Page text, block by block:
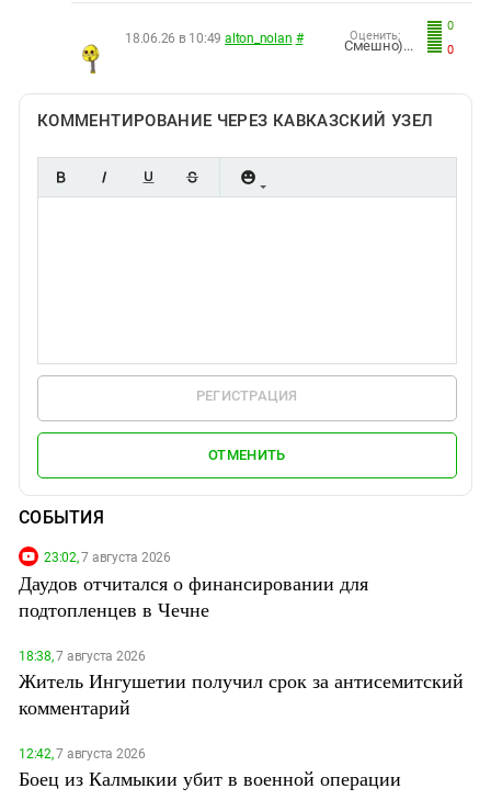
0
0
Оценить:
18.06.26 в 10:49 alton_nolan # Смешно)...
КОММЕНТИРОВАНИЕ ЧЕРЕЗ КАВКАЗСКИЙ УЗЕЛ
РЕГИСТРАЦИЯ
ОТМЕНИТЬ
СОБЫТИЯ
23:02,7 августа 2026
Даудов отчитался о финансировании для
подтопленцев в Чечне
18:38,7 августа 2026
Житель Ингушетии получил срок за антисемитский
комментарий
12:42,7 августа 2026
Боец из Калмыкии убит в военной операции